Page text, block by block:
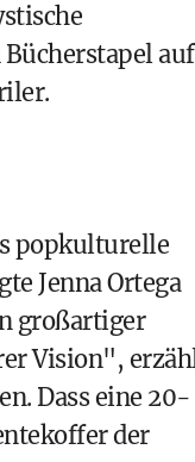
auf
popkulturelle
Jenna Ortega
großartiger
Vision",
Dass eine 20-
der